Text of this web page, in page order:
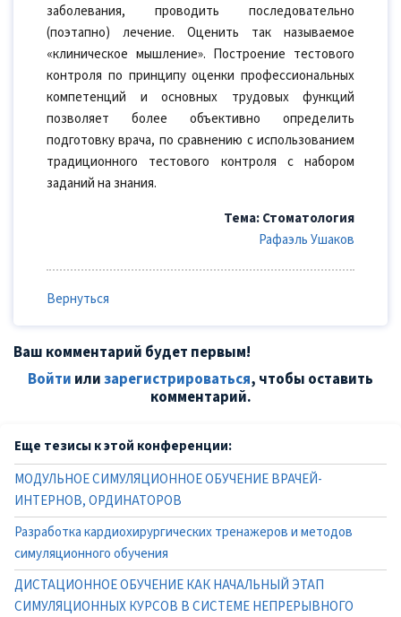
заболевания, проводить последовательно
(поэтапно) лечение. Оценить так называемое
«клиническое мышление». Построение тестового
контроля по принципу оценки профессиональных
компетенций и основных трудовых функций
позволяет более объективно определить
подготовку врача, по сравнению с использованием
традиционного тестового контроля с набором
заданий на знания.
Тема: Стоматология
Рафаэль Ушаков
Вернуться
Ваш комментарий будет первым!
Войти илизарегистрироваться, чтобы оставить
комментарий.
Еще тезисы к этой конференции:
МОДУЛЬНОЕ СИМУЛЯЦИОННОЕ ОБУЧЕНИЕ ВРАЧЕЙ-
ИНТЕРНОВ, ОРДИНАТОРОВ
Разработка кардиохирургических тренажеров и методов
симуляционного обучения
ДИСТАЦИОННОЕ ОБУЧЕНИЕ КАК НАЧАЛЬНЫЙ ЭТАП
СИМУЛЯЦИОННЫХ КУРСОВ В СИСТЕМЕ НЕПРЕРЫВНОГО